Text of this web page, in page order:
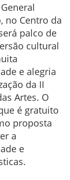
no Centro da
palco de
cultural
e alegria
da II
Artes. O
é gratuito
proposta
a
e